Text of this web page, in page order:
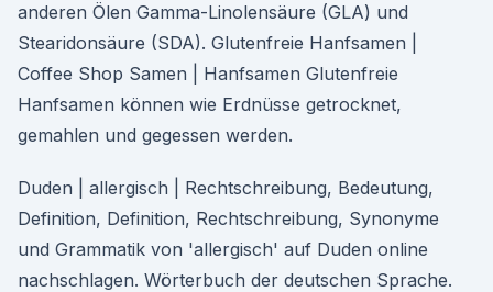
anderen Ölen Gamma-Linolensäure (GLA) und
Stearidonsäure (SDA). Glutenfreie Hanfsamen |
Coffee Shop Samen | Hanfsamen Glutenfreie
Hanfsamen können wie Erdnüsse getrocknet,
gemahlen und gegessen werden.
Duden | allergisch | Rechtschreibung, Bedeutung,
Definition, Definition, Rechtschreibung, Synonyme
und Grammatik von 'allergisch' auf Duden online
nachschlagen. Wörterbuch der deutschen Sprache.